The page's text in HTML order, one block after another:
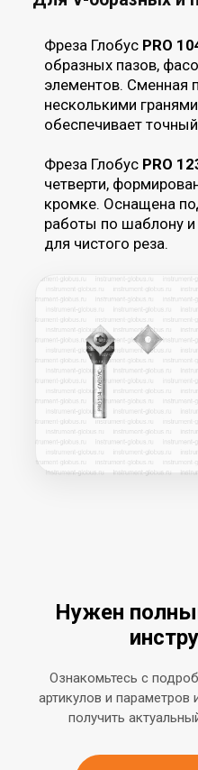
Нужен
Ознакомьтесь с
артикулов и параметров
получить